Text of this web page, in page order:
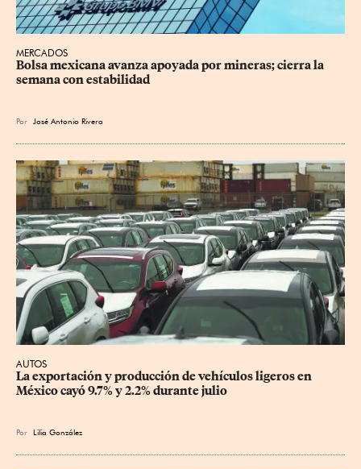
MERCADOS
Bolsa mexicana avanza apoyada por mineras; cierra la
semana con estabilidad
Por José Antonio Rivera
AUTOS
La exportación y producción de vehículos ligeros en
México cayó 9.7% y 2.2% durante julio
Por Lilia González